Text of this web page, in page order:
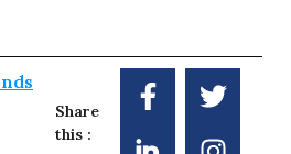
Share
this :